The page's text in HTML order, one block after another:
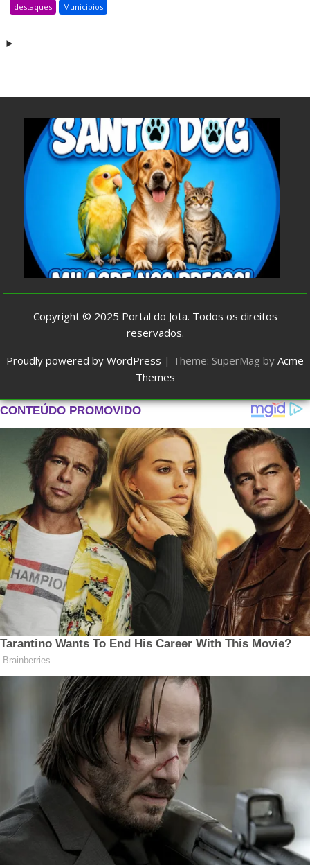
destaques Municipios
Copyright © 2025 Portal do Jota. Todos os direitos
reservados.
Proudly powered by WordPress | Theme: SuperMag by Acme
Themes